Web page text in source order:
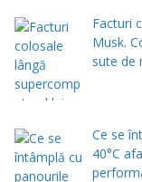
Facturi
Musk.
sute de
Ce se
40°C